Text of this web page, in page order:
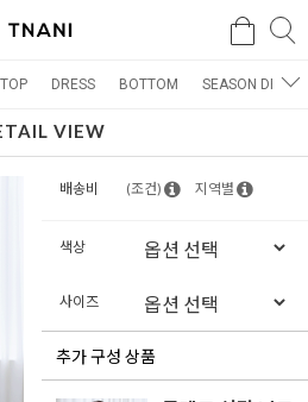
검색
TOP DRESS BOTTOM SEASON DRESS
VIEW
배송비 (조건) 지역별
색상
사이즈
추가 구성 상품